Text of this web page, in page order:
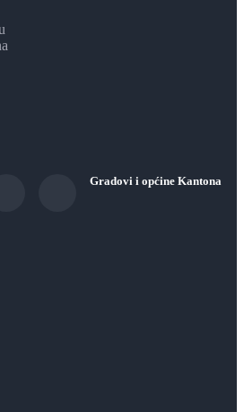
Gradovi i općine Kantona